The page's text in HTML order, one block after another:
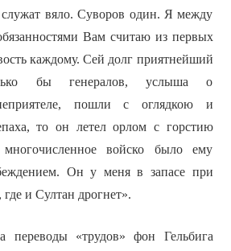
служат вяло. Суворов один. Я между
Вам считаю из первых
каждому. Сей долг приятнейший
бы генералов, услыша о
пошли с оглядкою и
то он летел орлом с горстию
войско было ему
Он у меня в запасе при
где и Султан дрогнет».
«трудов» фон Гельбига